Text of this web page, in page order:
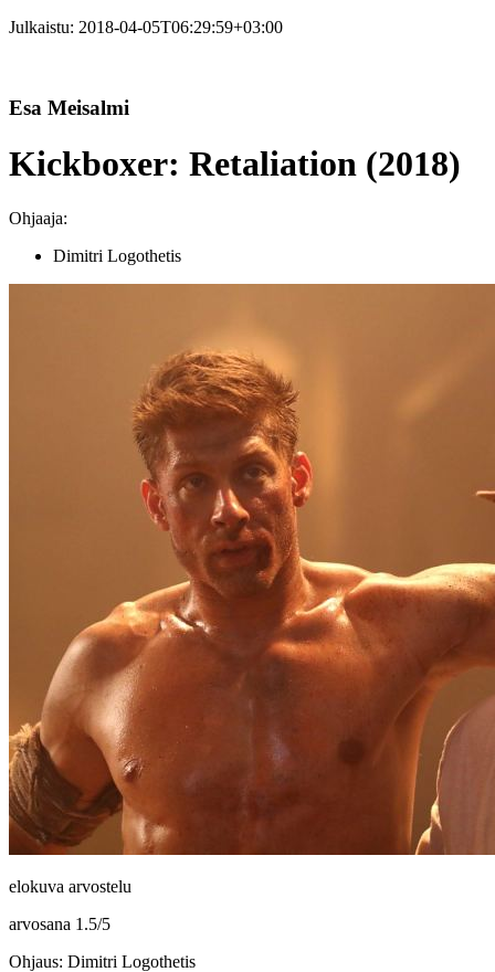
Julkaistu: 2018-04-05T06:29:59+03:00
Esa Meisalmi
Kickboxer: Retaliation (2018)
Ohjaaja:
Dimitri Logothetis
elokuva arvostelu
arvosana 1.5/5
Ohjaus: Dimitri Logothetis